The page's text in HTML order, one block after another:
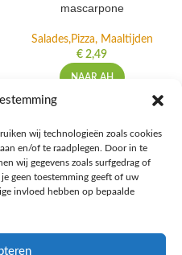
wij technologieën zoals cookies
en/of te raadplegen. Door in te
wij gegevens zoals surfgedrag of
geen toestemming geeft of uw
invloed hebben op bepaalde
mascarpone
Salades,Pizza, Maaltijden
€ 2,49
NAAR AH
van Albert Heijn, verrijk je
het keto-dieet, en deel jouw
online gemeenschap!